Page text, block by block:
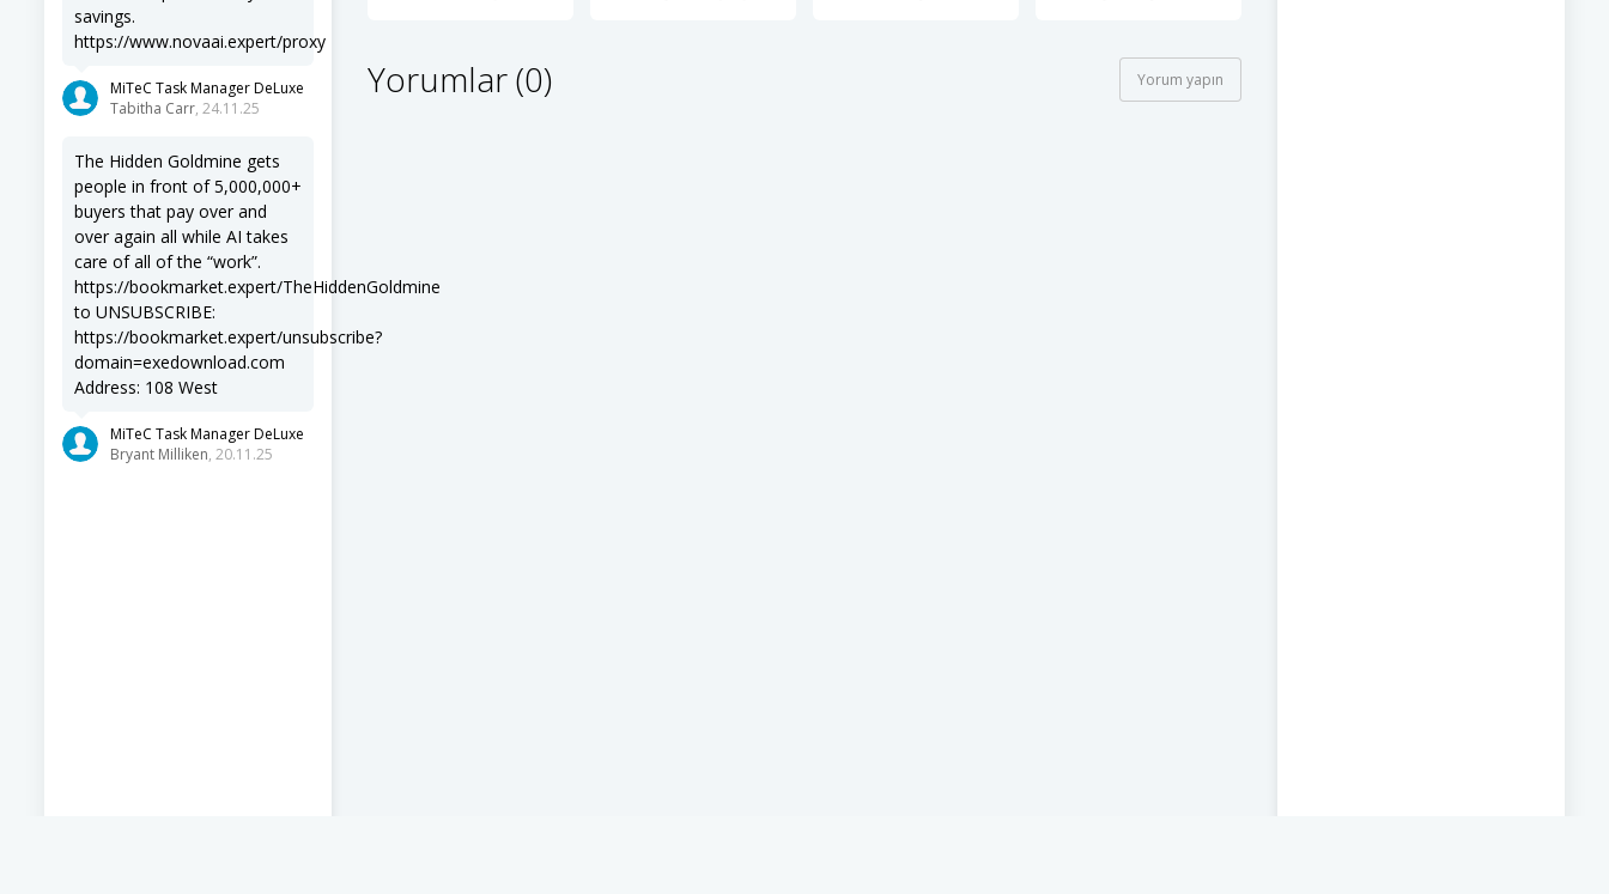
savings.
https://www.novaai.expert/proxy
MiTeC Task Manager DeLuxe
Tabitha Carr, 24.11.25
The Hidden Goldmine gets
people in front of 5,000,000+
buyers that pay over and
over again all while AI takes
care of all of the “work”.
https://bookmarket.expert/TheHiddenGoldmine
to UNSUBSCRIBE:
https://bookmarket.expert/unsubscribe?
domain=exedownload.com
Address: 108 West
MiTeC Task Manager DeLuxe
Bryant Milliken, 20.11.25
Yorumlar (0) Yorum yapın